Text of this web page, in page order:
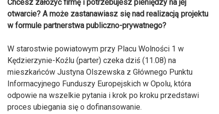
Chcesz założyć firmę i potrzebujesz pieniędzy na jej
otwarcie? A może zastanawiasz się nad realizacją projektu
w formule partnerstwa publiczno-prywatnego?
W starostwie powiatowym przy Placu Wolności 1 w
Kędzierzynie-Koźlu (parter) czeka dziś (11.08) na
mieszkańców Justyna Olszewska z Głównego Punktu
Informacyjnego Funduszy Europejskich w Opolu, która
odpowie na wszelkie pytania i krok po kroku przedstawi
proces ubiegania się o dofinansowanie.